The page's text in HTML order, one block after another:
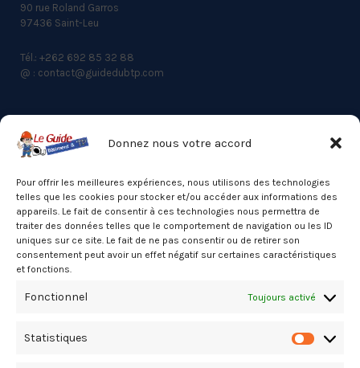
Donnez nous votre accord
Pour offrir les meilleures expériences, nous utilisons des technologies
telles que les cookies pour stocker et/ou accéder aux informations des
appareils. Le fait de consentir à ces technologies nous permettra de
traiter des données telles que le comportement de navigation ou les ID
uniques sur ce site. Le fait de ne pas consentir ou de retirer son
consentement peut avoir un effet négatif sur certaines caractéristiques
et fonctions.
Fonctionnel Toujours activé
Statistiques
90 rue Roland Garros
97436 Saint-Leu
Tél.: +262 692 85 32 88
@ : contact@guidedubtp.com
ACCES RAPIDE
Actualités du BTP
Annuaire
Besoin d’un professionnel ?
Mentions légales
Politique de cookies (UE)